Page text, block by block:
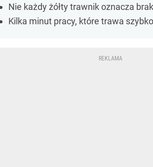
Nie każdy żółty trawnik oznacza
Kilka minut pracy, które trawa